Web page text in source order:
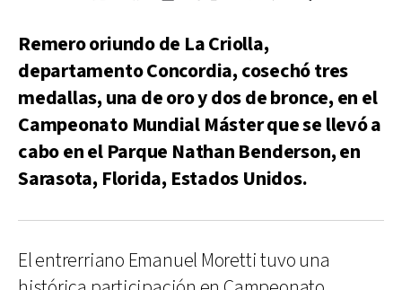
Remero oriundo de La Criolla,
departamento Concordia, cosechó tres
medallas, una de oro y dos de bronce, en el
Campeonato Mundial Máster que se llevó a
cabo en el Parque Nathan Benderson, en
Sarasota, Florida, Estados Unidos.
El entrerriano Emanuel Moretti tuvo una